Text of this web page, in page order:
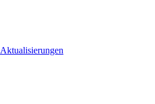
Aktualisierungen